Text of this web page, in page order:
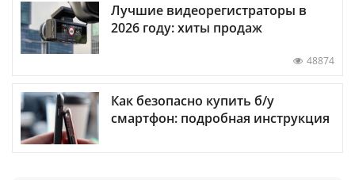
Лучшие видеорегистраторы в
2026 году: хиты продаж
48874
Как безопасно купить б/у
смартфон: подробная инструкция